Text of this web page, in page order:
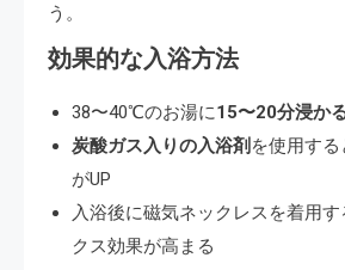
う。
効果的な入浴方法
38〜40℃のお湯に15〜20分浸か
炭酸ガス入りの入浴剤 を使用す
がUP
入浴後に磁気ネックレスを着用
クス効果が高まる